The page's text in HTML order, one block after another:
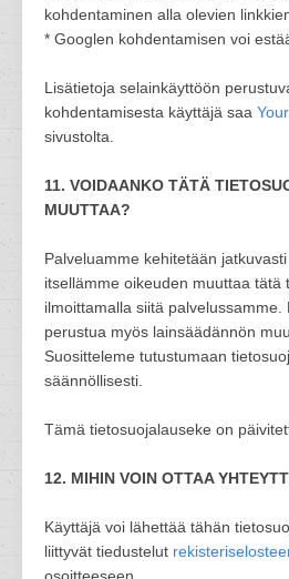
kohdentaminen alla olevien
* Googlen kohdentamisen voi
Lisätietoja selainkäyttöön
kohdentamisesta käyttäjä saa
sivustolta.
11. VOIDAANKO TÄTÄ
MUUTTAA?
Palveluamme kehitetään
itsellämme oikeuden muuttaa tätä
ilmoittamalla siitä palvelussamme.
perustua myös lainsäädännön
Suositteleme tutustumaan
säännöllisesti.
Tämä tietosuojalauseke on
12. MIHIN VOIN OTTAA
Käyttäjä voi lähettää tähän
liittyvät tiedustelut